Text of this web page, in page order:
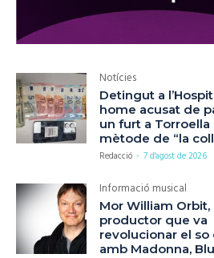
Notícies
Detingut a
home acusat de
un furt a Torroella
mètode de “la
Redacció - 7 d'agost de 2026
Informació musical
Mor William Orbit,
productor que va
revolucionar el so
amb Madonna,